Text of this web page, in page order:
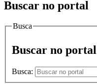
Buscar no portal
Busca
Buscar no portal
Busca: